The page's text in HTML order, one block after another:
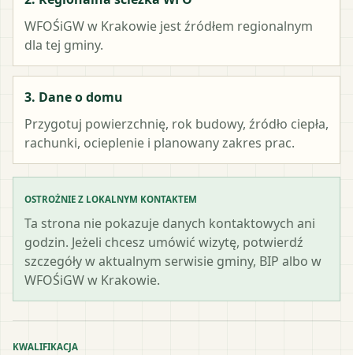
WFOŚiGW w Krakowie jest źródłem regionalnym
dla tej gminy.
3. Dane o domu
Przygotuj powierzchnię, rok budowy, źródło ciepła,
rachunki, ocieplenie i planowany zakres prac.
OSTROŻNIE Z LOKALNYM KONTAKTEM
Ta strona nie pokazuje danych kontaktowych ani
godzin. Jeżeli chcesz umówić wizytę, potwierdź
szczegóły w aktualnym serwisie gminy, BIP albo w
WFOŚiGW w Krakowie.
KWALIFIKACJA